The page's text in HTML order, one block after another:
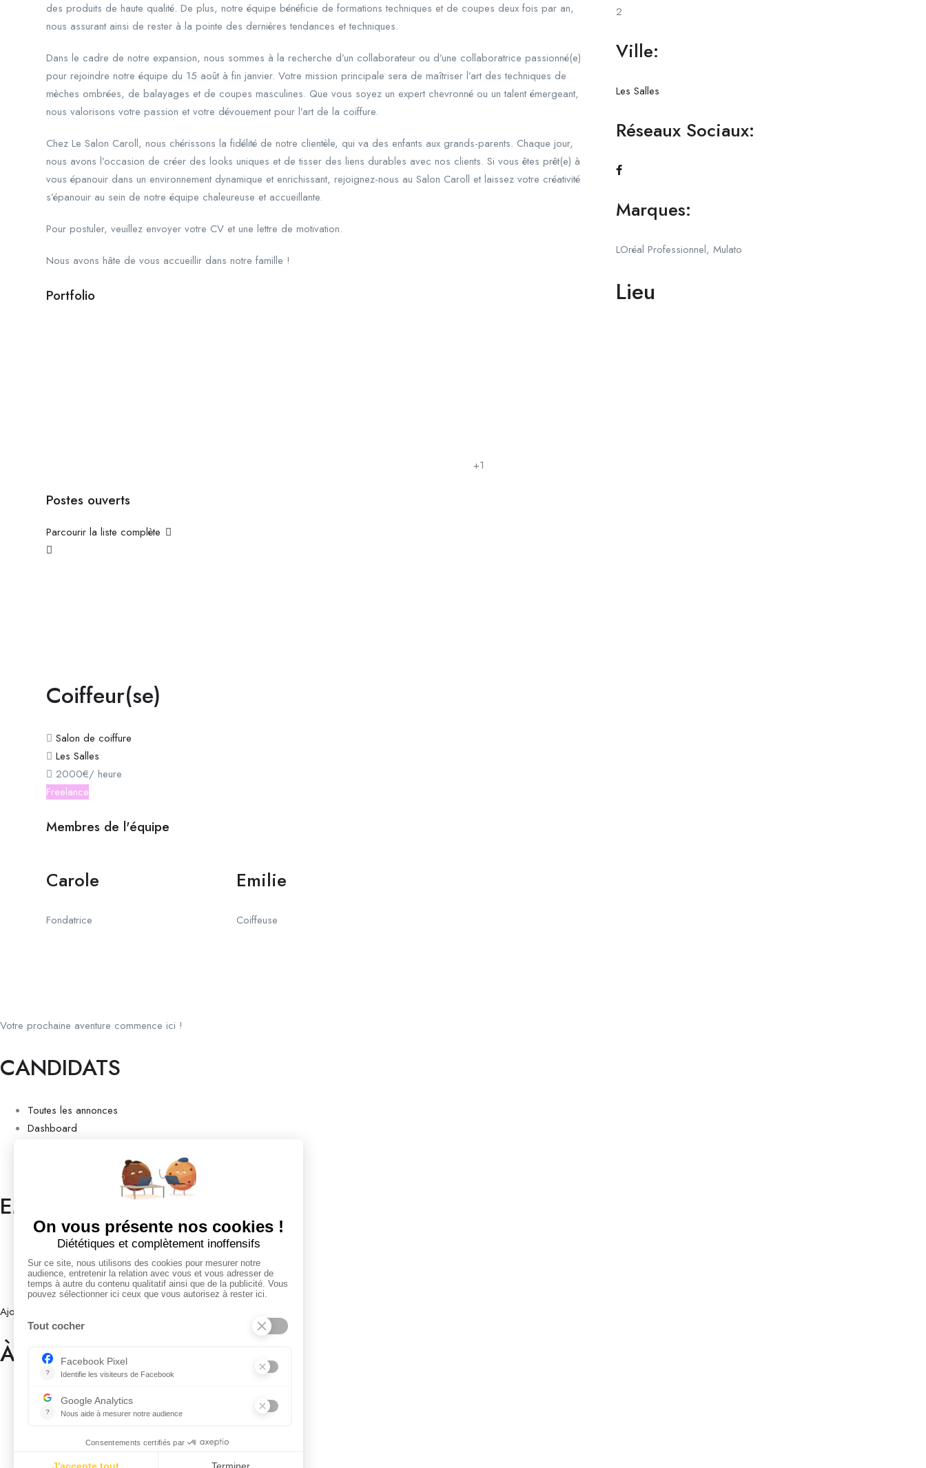
des produits de haute qualité. De plus, notre équipe bénéficie de formations techniques et de coupes deux fois par an,
nous assurant ainsi de rester à la pointe des dernières tendances et techniques.
Dans le cadre de notre expansion, nous sommes à la recherche d’un collaborateur ou d’une collaboratrice passionné(e)
pour rejoindre notre équipe du 15 août à fin janvier. Votre mission principale sera de maîtriser l’art des techniques de
mèches ombrées, de balayages et de coupes masculines. Que vous soyez un expert chevronné ou un talent émergeant,
nous valorisons votre passion et votre dévouement pour l’art de la coiffure.
Chez Le Salon Caroll, nous chérissons la fidélité de notre clientèle, qui va des enfants aux grands-parents. Chaque jour,
nous avons l’occasion de créer des looks uniques et de tisser des liens durables avec nos clients. Si vous êtes prêt(e) à
vous épanouir dans un environnement dynamique et enrichissant, rejoignez-nous au Salon Caroll et laissez votre créativité
s’épanouir au sein de notre équipe chaleureuse et accueillante.
Pour postuler, veuillez envoyer votre CV et une lettre de motivation.
Nous avons hâte de vous accueillir dans notre famille !
Portfolio
+1
Postes ouverts
Parcourir la liste complète
Coiffeur(se)
Salon de coiffure
Les Salles
2000€/ heure
Freelance
Membres de l'équipe
Carole
Fondatrice
Emilie
Coiffeuse
2
Ville:
Les Salles
Réseaux Sociaux:
Marques:
LOréal Professionnel, Mulato
Lieu
Votre prochaine aventure commence ici !
CANDIDATS
Toutes les annonces
Dashboard
EMPLOYEURS
Tous les employeurs
Dashboard
Poster un Job
Ajouter mon salon
À PROPOS
Ajouter mon salon
CGU
Politique de Confidentialité